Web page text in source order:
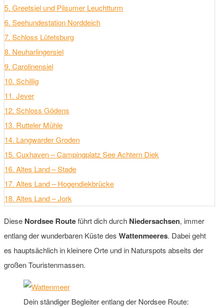
5. Greetsiel und Pilsumer Leuchtturm
6. Seehundestation Norddeich
7. Schloss Lütetsburg
8. Neuharlingersiel
9. Carolinensiel
10. Schillig
11. Jever
12. Schloss Gödens
13. Rutteler Mühle
14. Langwarder Groden
15. Cuxhaven – Campingplatz See Achtern Diek
16. Altes Land – Stade
17. Altes Land – Hogendiekbrücke
18. Altes Land – Jork
Diese Nordsee Routeführt dich durch Niedersachsen, immer
entlang der wunderbaren Küste des Wattenmeeres. Dabei geht
es hauptsächlich in kleinere Orte und in Naturspots abseits der
großen Touristenmassen.
Dein ständiger Begleiter entlang der Nordsee Route: